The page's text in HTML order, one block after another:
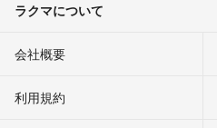
ラクマについて
会社概要
利用規約